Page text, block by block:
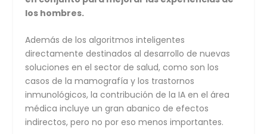
los hombres.
Además de los algoritmos inteligentes
directamente destinados al desarrollo de nuevas
soluciones en el sector de salud, como son los
casos de la mamografía y los trastornos
inmunológicos, la contribución de la IA en el área
médica incluye un gran abanico de efectos
indirectos, pero no por eso menos importantes.